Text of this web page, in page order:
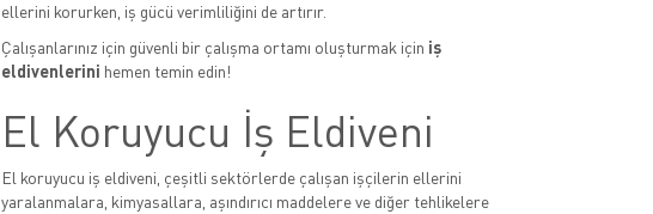
ellerini korurken, iş gücü verimliliğini de artırır.
Çalışanlarınız için güvenli bir çalışma ortamı oluşturmak için iş
eldivenlerini hemen temin edin!
El Koruyucu İş Eldiveni
El koruyucu iş eldiveni, çeşitli sektörlerde çalışan işçilerin ellerini
yaralanmalara, kimyasallara, aşındırıcı maddelere ve diğer tehlikelere